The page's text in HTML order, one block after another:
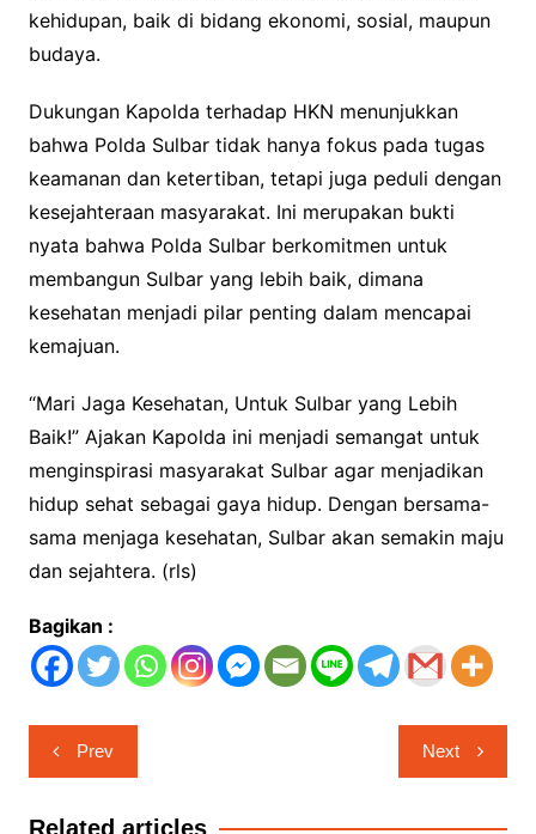
kehidupan, baik di bidang ekonomi, sosial, maupun
budaya.
Dukungan Kapolda terhadap HKN menunjukkan
bahwa Polda Sulbar tidak hanya fokus pada tugas
keamanan dan ketertiban, tetapi juga peduli dengan
kesejahteraan masyarakat. Ini merupakan bukti
nyata bahwa Polda Sulbar berkomitmen untuk
membangun Sulbar yang lebih baik, dimana
kesehatan menjadi pilar penting dalam mencapai
kemajuan.
“Mari Jaga Kesehatan, Untuk Sulbar yang Lebih
Baik!” Ajakan Kapolda ini menjadi semangat untuk
menginspirasi masyarakat Sulbar agar menjadikan
hidup sehat sebagai gaya hidup. Dengan bersama-
sama menjaga kesehatan, Sulbar akan semakin maju
dan sejahtera. (rls)
Bagikan :
Navigasi
pos
Prev Next
Related articles